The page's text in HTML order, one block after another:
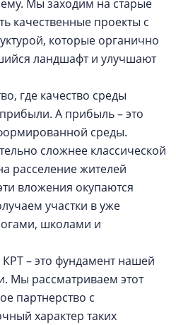
Мы заходим на старые
качественные проекты с
которые органично
ландшафт и улучшают
где качество среды
А прибыль – это
среды.
сложнее классической
расселение жителей
вложения окупаются
участки в уже
школами и
– это фундамент нашей
Мы рассматриваем этот
партнерство с
характер таких